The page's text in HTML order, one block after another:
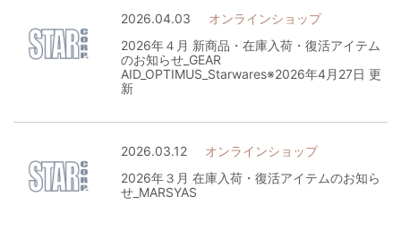
2026.04.03
オンラインショップ
2026年４月 新商品・在庫入荷・復活アイテム
のお知らせ_GEAR
AID_OPTIMUS_Starwares※2026年4月27日 更
新
2026.03.12
オンラインショップ
2026年３月 在庫入荷・復活アイテムのお知ら
せ_MARSYAS